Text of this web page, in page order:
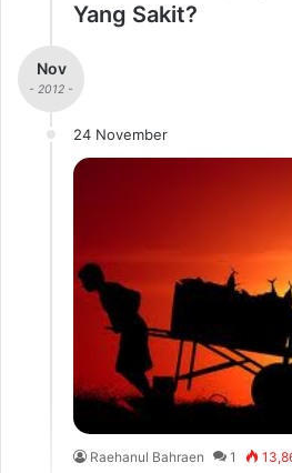
Yang Sakit?
Nov
- 2012 -
24 November
Raehanul Bahraen 1